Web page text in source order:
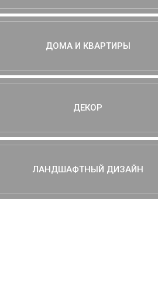
ДОМА И КВАРТИРЫ
ДЕКОР
ЛАНДШАФТНЫЙ ДИЗАЙН